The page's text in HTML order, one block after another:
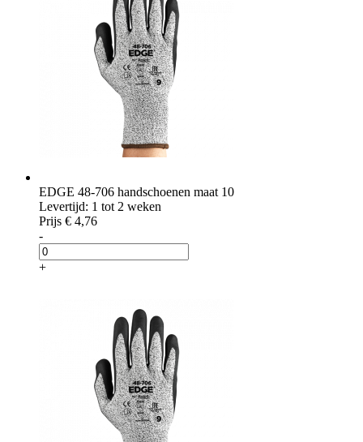
EDGE 48-706 handschoenen maat 10
Levertijd: 1 tot 2 weken
Prijs € 4,76
-
+